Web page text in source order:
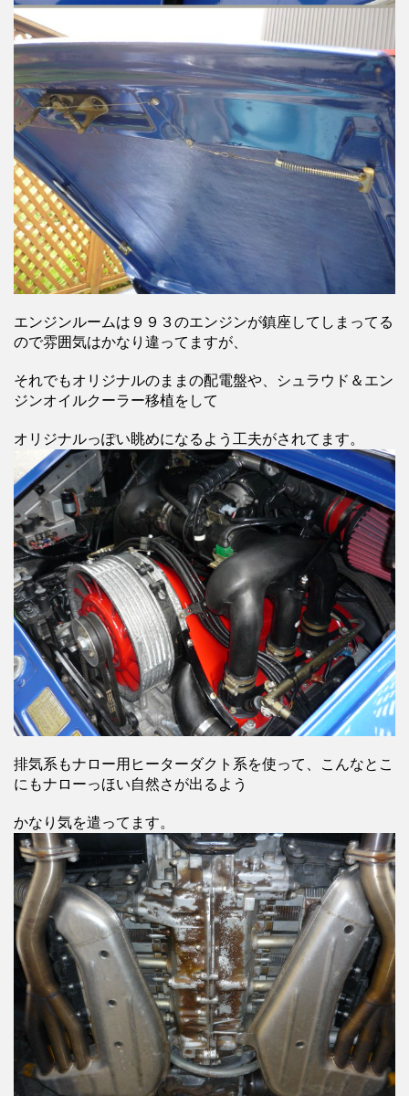
エンジンルームは９９３のエンジンが鎮座してしまってる
ので雰囲気はかなり違ってますが、
それでもオリジナルのままの配電盤や、シュラウド＆エン
ジンオイルクーラー移植をして
オリジナルっぽい眺めになるよう工夫がされてます。
排気系もナロー用ヒーターダクト系を使って、こんなとこ
にもナローっほい自然さが出るよう
かなり気を遣ってます。